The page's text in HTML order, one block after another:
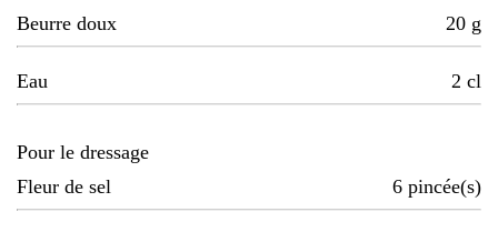
Beurre doux 20 g
Eau 2 cl
Pour le dressage
Fleur de sel
6 pincée(s)